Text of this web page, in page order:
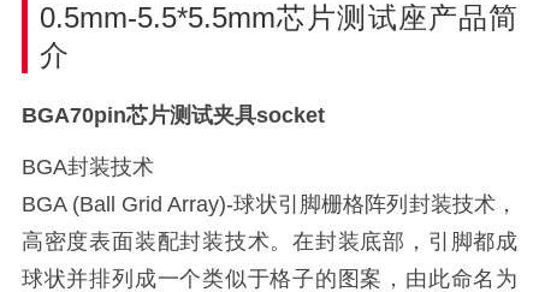
0.5mm-5.5*5.5mm芯片测试座产品简
介
BGA70pin芯片测试夹具socket
BGA封装技术
BGA (Ball Grid Array)-球状引脚栅格阵列封装技术，
高密度表面装配封装技术。在封装底部，引脚都成
球状并排列成一个类似于格子的图案，由此命名为